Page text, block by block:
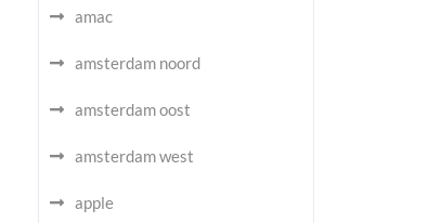
amac
amsterdam noord
amsterdam oost
amsterdam west
apple